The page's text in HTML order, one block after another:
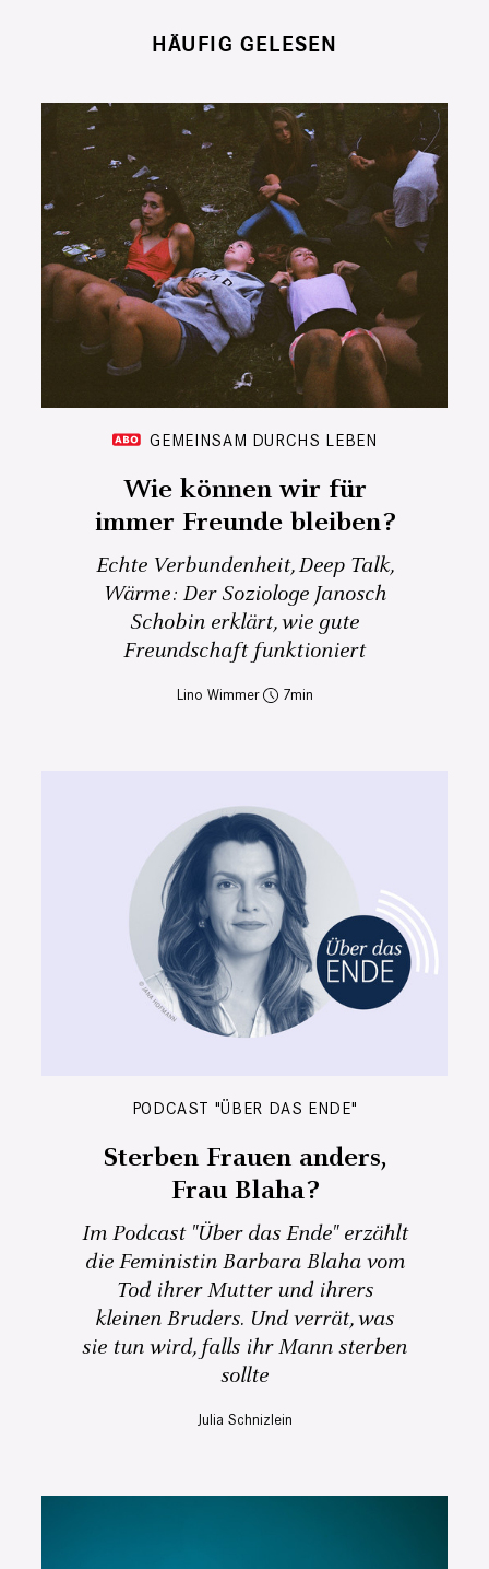
HÄUFIG GELESEN
GEMEINSAM DURCHS LEBEN
Wie können wir für
immer Freunde bleiben?
Echte Verbundenheit, Deep Talk,
Wärme: Der Soziologe Janosch
Schobin erklärt, wie gute
Freundschaft funktioniert
Lino Wimmer 7
PODCAST "ÜBER DAS ENDE"
Sterben Frauen anders,
Frau Blaha?
Im Podcast "Über das Ende" erzählt
die Feministin Barbara Blaha vom
Tod ihrer Mutter und ihrers
kleinen Bruders. Und verrät, was
sie tun wird, falls ihr Mann sterben
sollte
Julia Schnizlein